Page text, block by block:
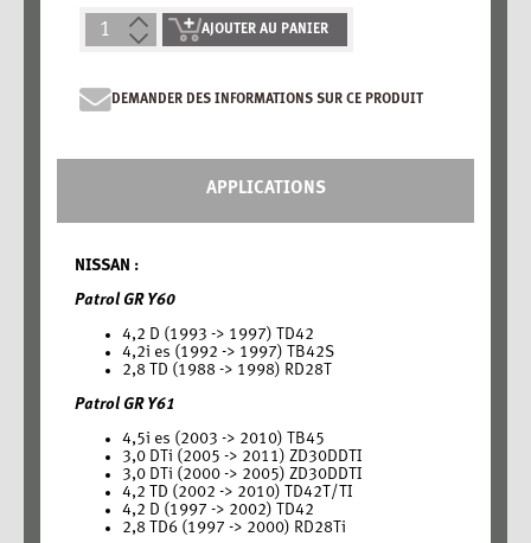
AJOUTER AU PANIER
DEMANDER DES INFORMATIONS SUR CE PRODUIT
APPLICATIONS
NISSAN :
Patrol GR Y60
4,2 D (1993 -> 1997) TD42
4,2i es (1992 -> 1997) TB42S
2,8 TD (1988 -> 1998) RD28T
Patrol GR Y61
4,5i es (2003 -> 2010) TB45
3,0 DTi (2005 -> 2011) ZD30DDTI
3,0 DTi (2000 -> 2005) ZD30DDTI
4,2 TD (2002 -> 2010) TD42T/TI
4,2 D (1997 -> 2002) TD42
2,8 TD6 (1997 -> 2000) RD28Ti